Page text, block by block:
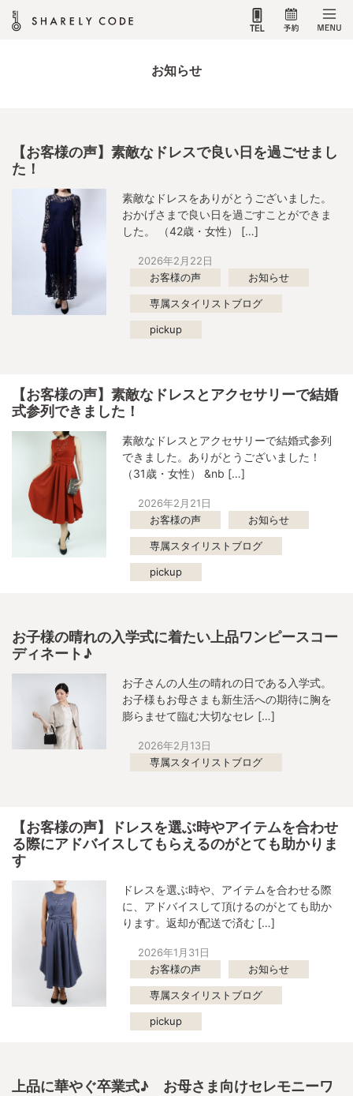
お知らせ
【お客様の声】素敵なドレスで良い日を過ごせまし
た！
素敵なドレスをありがとうございました。
おかげさまで良い日を過ごすことができま
した。 （42歳・女性） […]
2026年2月22日
お客様の声
お知らせ
専属スタイリストブログ
pickup
【お客様の声】素敵なドレスとアクセサリーで結婚
式参列できました！
素敵なドレスとアクセサリーで結婚式参列
できました。ありがとうございました！
（31歳・女性） &nb […]
2026年2月21日
お客様の声
お知らせ
専属スタイリストブログ
pickup
お子様の晴れの入学式に着たい上品ワンピースコー
ディネート♪
お子さんの人生の晴れの日である入学式。
お子様もお母さまも新生活への期待に胸を
膨らませて臨む大切なセレ […]
2026年2月13日
専属スタイリストブログ
【お客様の声】ドレスを選ぶ時やアイテムを合わせ
る際にアドバイスしてもらえるのがとても助かりま
す
ドレスを選ぶ時や、アイテムを合わせる際
に、アドバイスして頂けるのがとても助か
ります。返却が配送で済む […]
2026年1月31日
お客様の声
お知らせ
専属スタイリストブログ
pickup
上品に華やぐ卒業式♪ お母さま向けセレモニーワ